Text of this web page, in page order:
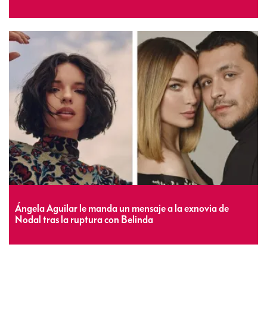
Ángela Aguilar le manda un mensaje a la exnovia de
Nodal tras la ruptura con Belinda